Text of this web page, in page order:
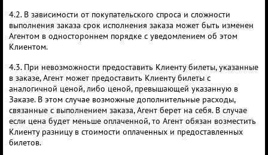
4.2. В зависимости от покупательского спроса и сложности
выполнения заказа срок исполнения заказа может быть изменен
Агентом в одностороннем порядке с уведомлением об этом
Клиентом.
4.3. При невозможности предоставить Клиенту билеты, указанные
в заказе, Агент может предоставить Клиенту билеты с
аналогичной ценой, либо ценой, превышающей указанную в
Заказе. В этом случае возможные дополнительные расходы,
связанные с выполнением заказа, Агент берет на себя. В случае
если цена будет меньше оплаченной, то Агент обязан возместить
Клиенту разницу в стоимости оплаченных и предоставленных
билетов.